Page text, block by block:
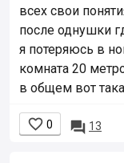
всех свои
после однушки
я потеряюсь в
комната 20
в общем вот
 0  13